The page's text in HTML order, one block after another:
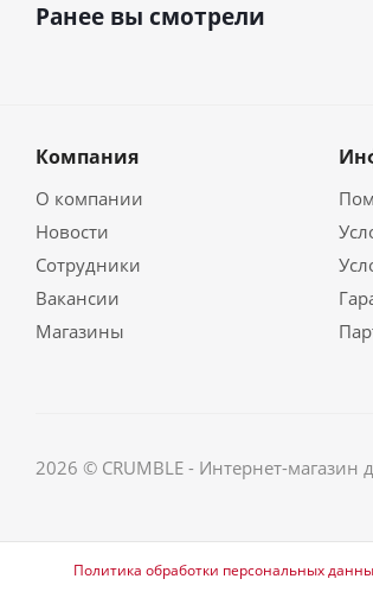
Ранее вы смотрели
Компания
О компании
Новости
Сотрудники
Вакансии
Магазины
2026 © CRUMBLE - Интернет-магазин
Политика обработки персональных